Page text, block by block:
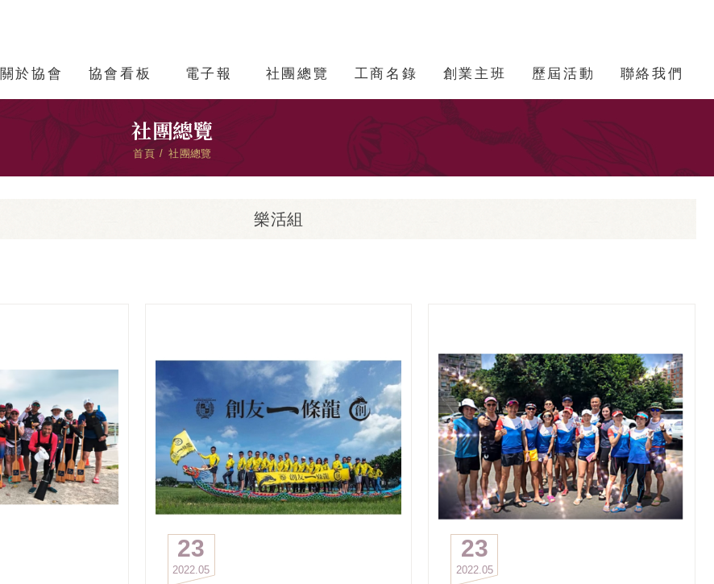
關於協會 協會看板 電子報 社團總覽 工商名錄 創業主班 歷屆活動 聯絡我們
社團總覽
首頁 社團總覽
樂活組
23
05
2022
23
05
2022